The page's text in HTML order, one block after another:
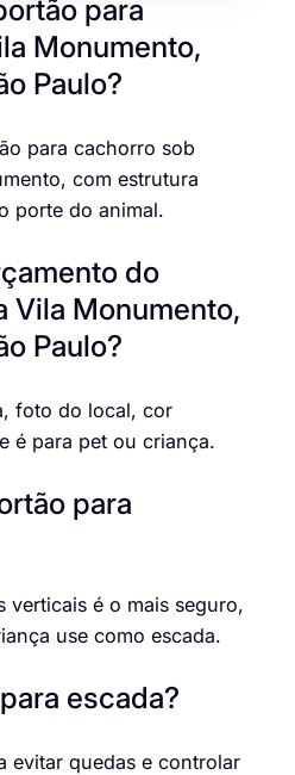
para
Monumento,
Paulo?
para cachorro sob
com estrutura
porte do animal.
do
Vila Monumento,
Paulo?
foto do local, cor
é para pet ou criança.
para
verticais é o mais seguro,
use como escada.
escada?
evitar quedas e controlar